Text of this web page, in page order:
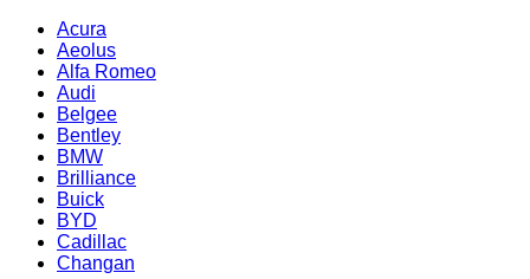
Acura
Aeolus
Alfa Romeo
Audi
Belgee
Bentley
BMW
Brilliance
Buick
BYD
Cadillac
Changan